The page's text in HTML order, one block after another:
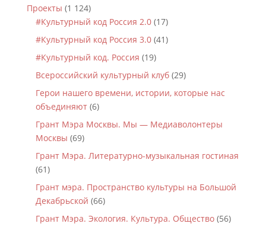
Проекты (1 124)
#Культурный код Россия 2.0(17)
#Культурный код Россия 3.0(41)
#Культурный код. Россия (19)
Всероссийский культурный клуб(29)
Герои нашего времени, истории, которые нас
объединяют(6)
Грант Мэра Москвы. Мы — Медиаволонтеры
Москвы (69)
Грант Мэра. Литературно-музыкальная гостиная
(61)
Грант мэра. Пространство культуры на Большой
Декабрьской (66)
Грант Мэра. Экология. Культура. Общество(56)